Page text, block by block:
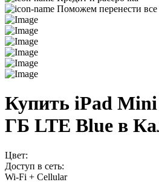
Поможем перенести
Купить iPad Mini
ГБ LTE Blue в
Цвет:
Доступ в сеть:
Wi-Fi + Cellular